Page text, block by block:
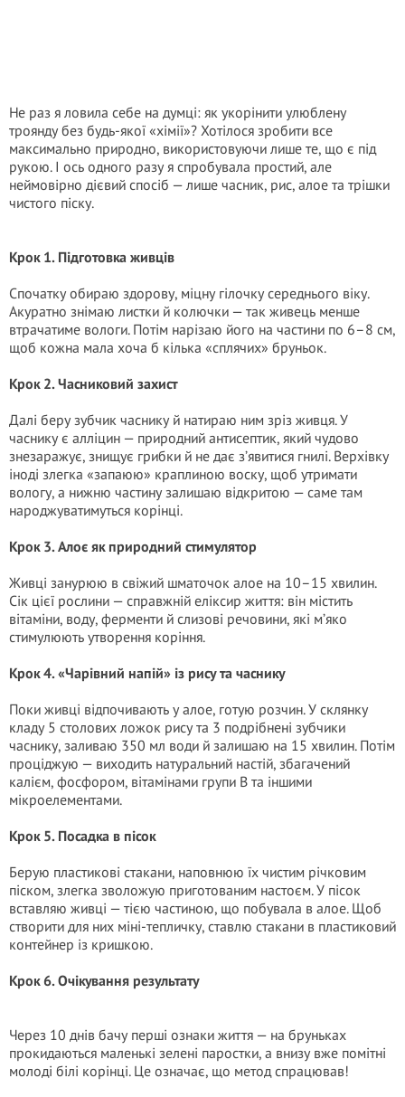
Не раз я ловила себе на думці: як укорінити улюблену
троянду без будь-якої «хімії»? Хотілося зробити все
максимально природно, використовуючи лише те, що є під
рукою. І ось одного разу я спробувала простий, але
неймовірно дієвий спосіб — лише часник, рис, алое та трішки
чистого піску.
Крок 1. Підготовка живців
Спочатку обираю здорову, міцну гілочку середнього віку.
Акуратно знімаю листки й колючки — так живець менше
втрачатиме вологи. Потім нарізаю його на частини по 6–8 см,
щоб кожна мала хоча б кілька «сплячих» бруньок.
Крок 2. Часниковий захист
Далі беру зубчик часнику й натираю ним зріз живця. У
часнику є алліцин — природний антисептик, який чудово
знезаражує, знищує грибки й не дає з’явитися гнилі. Верхівку
іноді злегка «запаюю» краплиною воску, щоб утримати
вологу, а нижню частину залишаю відкритою — саме там
народжуватимуться корінці.
Крок 3. Алоє як природний стимулятор
Живці занурюю в свіжий шматочок алое на 10–15 хвилин.
Сік цієї рослини — справжній еліксир життя: він містить
вітаміни, воду, ферменти й слизові речовини, які м’яко
стимулюють утворення коріння.
Крок 4. «Чарівний напій» із рису та часнику
Поки живці відпочивають у алое, готую розчин. У склянку
кладу 5 столових ложок рису та 3 подрібнені зубчики
часнику, заливаю 350 мл води й залишаю на 15 хвилин. Потім
проціджую — виходить натуральний настій, збагачений
калієм, фосфором, вітамінами групи B та іншими
мікроелементами.
Крок 5. Посадка в пісок
Берую пластикові стакани, наповнюю їх чистим річковим
піском, злегка зволожую приготованим настоєм. У пісок
вставляю живці — тією частиною, що побувала в алое. Щоб
створити для них міні-тепличку, ставлю стакани в пластиковий
контейнер із кришкою.
Крок 6. Очікування результату
Через 10 днів бачу перші ознаки життя — на бруньках
прокидаються маленькі зелені паростки, а внизу вже помітні
молоді білі корінці. Це означає, що метод спрацював!